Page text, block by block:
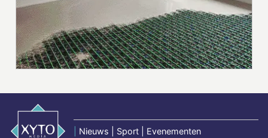
Nieuws | Sport | Evenementen